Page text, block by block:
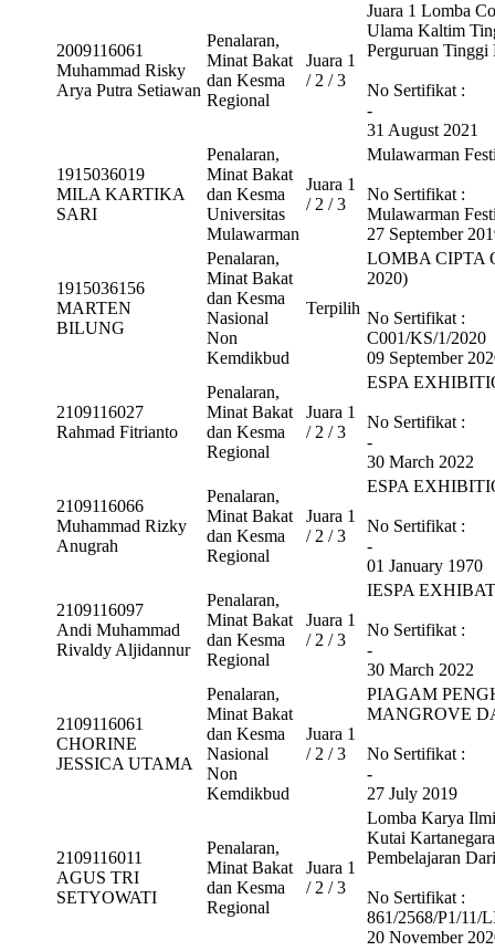
2009116061
Muhammad Risky
Arya Putra Setiawan
Penalaran,
Minat Bakat
dan Kesma
Regional
Juara 1
/ 2 / 3
Juara 1 Lomba
Ulama Kaltim
Perguruan Tinggi
No Sertifikat :
-
31 August 2021
1915036019
MILA KARTIKA
SARI
Penalaran,
Minat Bakat
dan Kesma
Universitas
Mulawarman
Juara 1
/ 2 / 3
Mulawarman
No Sertifikat :
Mulawarman
27 September
1915036156
MARTEN
BILUNG
Penalaran,
Minat Bakat
dan Kesma
Nasional
Non
Kemdikbud
Terpilih
LOMBA CIPTA
2020)
No Sertifikat :
C001/KS/1/2020
09 September
2109116027
Rahmad Fitrianto
Penalaran,
Minat Bakat
dan Kesma
Regional
Juara 1
/ 2 / 3
ESPA
No Sertifikat :
-
30 March 2022
2109116066
Muhammad Rizky
Anugrah
Penalaran,
Minat Bakat
dan Kesma
Regional
Juara 1
/ 2 / 3
ESPA
No Sertifikat :
-
01 January 1970
2109116097
Andi Muhammad
Rivaldy Aljidannur
Penalaran,
Minat Bakat
dan Kesma
Regional
Juara 1
/ 2 / 3
IESPA
No Sertifikat :
-
30 March 2022
2109116061
CHORINE
JESSICA UTAMA
Penalaran,
Minat Bakat
dan Kesma
Nasional
Non
Kemdikbud
Juara 1
/ 2 / 3
PIAGAM
MANGROVE
No Sertifikat :
-
27 July 2019
2109116011
AGUS TRI
SETYOWATI
Penalaran,
Minat Bakat
dan Kesma
Regional
Juara 1
/ 2 / 3
Lomba Karya
Kutai
Pembelajaran
No Sertifikat :
861/2568/P1/11/
20 November